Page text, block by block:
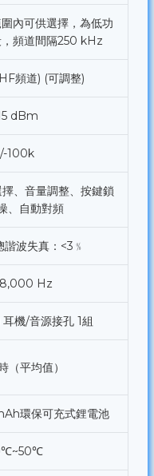
內可供選擇，為低功
頻道間隔250 kHz
頻道) (可調整)
dBm
100k
、音量調整、按鍵鎖
、自動對頻
波失真：<3﹪
Hz
機/音源接孔 1組
（平均值）
環保可充式鋰電池